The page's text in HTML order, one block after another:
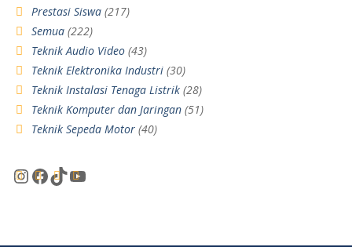
Prestasi Siswa (217)
Semua (222)
Teknik Audio Video (43)
Teknik Elektronika Industri (30)
Teknik Instalasi Tenaga Listrik (28)
Teknik Komputer dan Jaringan (51)
Teknik Sepeda Motor (40)